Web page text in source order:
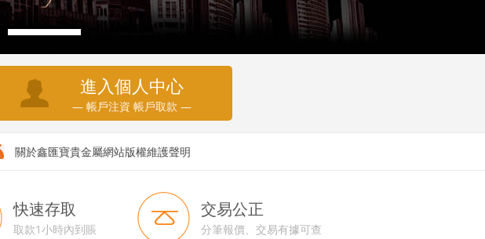
進入個人中心
— 帳戶注資 帳戶取款 —
關於鑫匯寶貴金屬網站版權維護聲明
快速存取
取款1小時內到賬
交易公正
分筆報價、交易有據可查